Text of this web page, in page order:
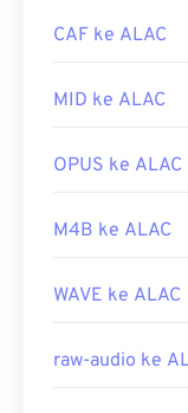
bawaan. Oleh
mendukung
Tautan yang
https://
CAF ke ALAC
MID ke ALAC
OPUS ke ALAC
M4B ke ALAC
WAVE ke ALAC
raw-audio ke